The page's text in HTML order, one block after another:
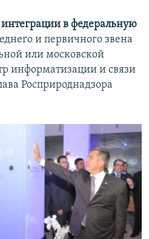
в федеральную
и первичного звена
или московской
информатизации и связи
Росприроднадзора